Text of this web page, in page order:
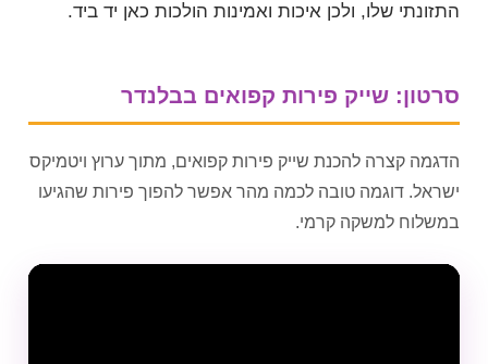
התזונתי שלו, ולכן איכות ואמינות הולכות כאן יד ביד.
סרטון: שייק פירות קפואים בבלנדר
הדגמה קצרה להכנת שייק פירות קפואים, מתוך ערוץ ויטמיקס
ישראל. דוגמה טובה לכמה מהר אפשר להפוך פירות שהגיעו
במשלוח למשקה קרמי.